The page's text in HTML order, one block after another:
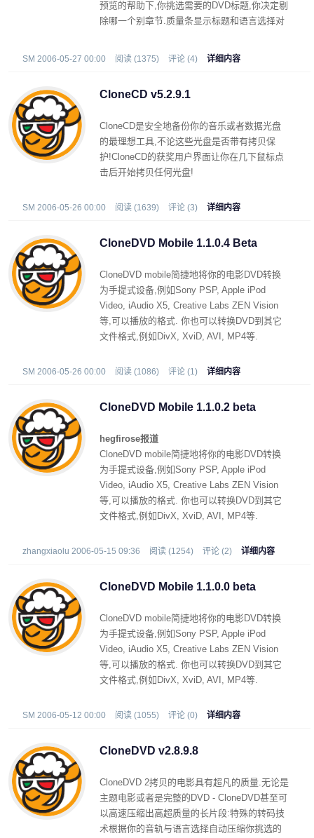
预览的帮助下,你挑选需要的DVD标题,你决定剔
除哪一个别章节.质量条显示标题和语言选择对
方向.
SM 2006-05-27 00:00 阅读 (1375) 评论 (4) 详细内容
CloneCD v5.2.9.1
CloneCD是安全地备份你的音乐或者数据光盘
的最理想工具,不论这些光盘是否带有拷贝保
护!CloneCD的获奖用户界面让你在几下鼠标点
击后开始拷贝任何光盘!
SM 2006-05-26 00:00 阅读 (1639) 评论 (3) 详细内容
CloneDVD Mobile 1.1.0.4 Beta
CloneDVD mobile简捷地将你的电影DVD转换
为手提式设备,例如Sony PSP, Apple iPod
Video, iAudio X5, Creative Labs ZEN Vision
等,可以播放的格式. 你也可以转换DVD到其它
文件格式,例如DivX, XviD, AVI, MP4等.
SM 2006-05-26 00:00 阅读 (1086) 评论 (1) 详细内容
CloneDVD Mobile 1.1.0.2 beta
hegfirose报道
CloneDVD mobile简捷地将你的电影DVD转换
为手提式设备,例如Sony PSP, Apple iPod
Video, iAudio X5, Creative Labs ZEN Vision
等,可以播放的格式. 你也可以转换DVD到其它
文件格式,例如DivX, XviD, AVI, MP4等.
zhangxiaolu 2006-05-15 09:36 阅读 (1254) 评论 (2) 详细内容
CloneDVD Mobile 1.1.0.0 beta
CloneDVD mobile简捷地将你的电影DVD转换
为手提式设备,例如Sony PSP, Apple iPod
Video, iAudio X5, Creative Labs ZEN Vision
等,可以播放的格式. 你也可以转换DVD到其它
文件格式,例如DivX, XviD, AVI, MP4等.
SM 2006-05-12 00:00 阅读 (1055) 评论 (0) 详细内容
CloneDVD v2.8.9.8
CloneDVD 2拷贝的电影具有超凡的质量.无论是
主题电影或者是完整的DVD - CloneDVD甚至可
以高速压缩出高超质量的长片段:特殊的转码技
术根据你的音轨与语言选择自动压缩你挑选的